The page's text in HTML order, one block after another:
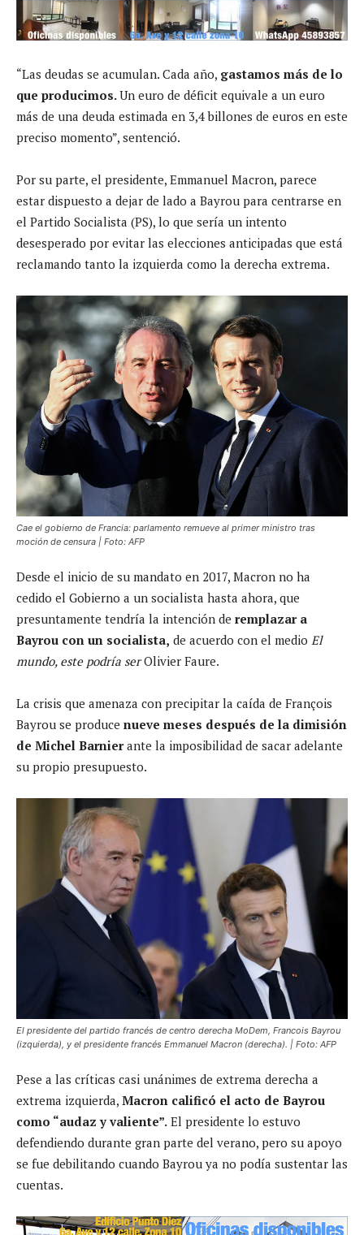
“Las deudas se acumulan. Cada año, gastamos más de lo
que producimos.Un euro de déficit equivale a un euro
más de una deuda estimada en 3,4 billones de euros en este
preciso momento”, sentenció.
Por su parte, el presidente, Emmanuel Macron, parece
estar dispuesto a dejar de lado a Bayrou para centrarse en
el Partido Socialista (PS), lo que sería un intento
desesperado por evitar las elecciones anticipadas que está
reclamando tanto la izquierda como la derecha extrema.
Cae el gobierno de Francia: parlamento remueve al primer ministro tras
moción de censura | Foto: AFP
Desde el inicio de su mandato en 2017, Macron no ha
cedido el Gobierno a un socialista hasta ahora, que
presuntamente tendría la intención de remplazar a
Bayrou con un socialista, de acuerdo con el medio El
mundo, este podría serOlivier Faure.
La crisis que amenaza con precipitar la caída de François
Bayrou se produce nueve meses después de la dimisión
de Michel Barnierante la imposibilidad de sacar adelante
su propio presupuesto.
El presidente del partido francés de centro derecha MoDem, Francois Bayrou
(izquierda), y el presidente francés Emmanuel Macron (derecha). | Foto: AFP
Pese a las críticas casi unánimes de extrema derecha a
extrema izquierda, Macron calificó el acto de Bayrou
como “audaz y valiente”. El presidente lo estuvo
defendiendo durante gran parte del verano, pero su apoyo
se fue debilitando cuando Bayrou ya no podía sustentar las
cuentas.